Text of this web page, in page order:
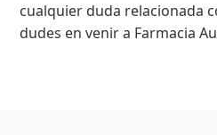
cualquier duda relacionada
dudes en venir a Farmacia